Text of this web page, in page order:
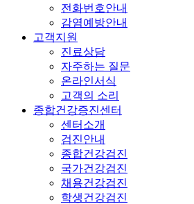
전화번호안내
감염예방안내
고객지원
진료상담
자주하는 질문
온라인서식
고객의 소리
종합건강증진센터
센터소개
검진안내
종합건강검진
국가건강검진
채용건강검진
학생건강검진